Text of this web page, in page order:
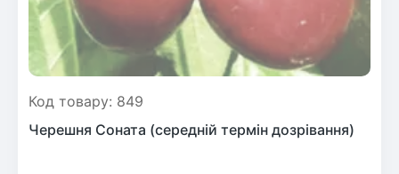
Код товару: 849
Черешня Соната (середній термін дозрівання)